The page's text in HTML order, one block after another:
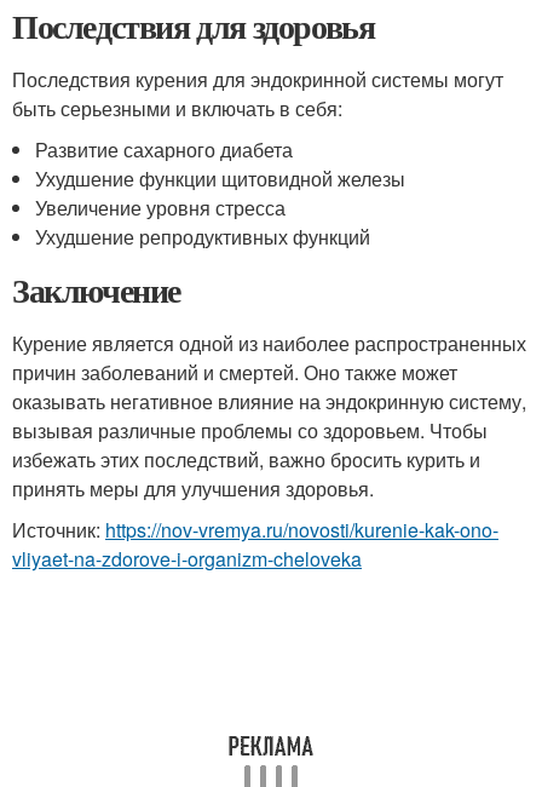
Последствия для здоровья
Последствия курения для эндокринной системы могут
быть серьезными и включать в себя:
Развитие сахарного диабета
Ухудшение функции щитовидной железы
Увеличение уровня стресса
Ухудшение репродуктивных функций
Заключение
Курение является одной из наиболее распространенных
причин заболеваний и смертей. Оно также может
оказывать негативное влияние на эндокринную систему,
вызывая различные проблемы со здоровьем. Чтобы
избежать этих последствий, важно бросить курить и
принять меры для улучшения здоровья.
Источник: https://nov-vremya.ru/novosti/kurenie-kak-ono-
vliyaet-na-zdorove-i-organizm-cheloveka